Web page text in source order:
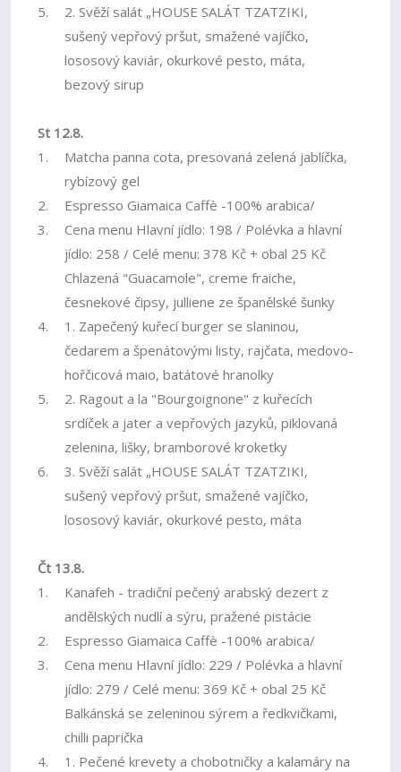
5.
2. Svěží salát „HOUSE SALÁT TZATZIKI,
sušený vepřový pršut, smažené vajíčko,
lososový kaviár, okurkové pesto, máta,
bezový sirup
St 12.8.
1.
Matcha panna cota, presovaná zelená jablíčka,
rybízový gel
2.
Espresso Giamaica Caffè -100% arabica/
3.
Cena menu Hlavní jídlo: 198 / Polévka a hlavní
jídlo: 258 / Celé menu: 378 Kč + obal 25 Kč
Chlazená "Guacamole", creme fraiche,
česnekové čipsy, julliene ze španělské šunky
4.
1. Zapečený kuřecí burger se slaninou,
čedarem a špenátovými listy, rajčata, medovo-
hořčicová maio, batátové hranolky
5.
2. Ragout a la "Bourgoignone" z kuřecích
srdíček a jater a vepřových jazyků, piklovaná
zelenina, lišky, bramborové kroketky
6.
3. Svěží salát „HOUSE SALÁT TZATZIKI,
sušený vepřový pršut, smažené vajíčko,
lososový kaviár, okurkové pesto, máta
Čt 13.8.
1.
Kanafeh - tradiční pečený arabský dezert z
andělských nudlí a sýru, pražené pistácie
2.
Espresso Giamaica Caffè -100% arabica/
3.
Cena menu Hlavní jídlo: 229 / Polévka a hlavní
jídlo: 279 / Celé menu: 369 Kč + obal 25 Kč
Balkánská se zeleninou sýrem a ředkvičkami,
chilli paprička
4.
1. Pečené krevety a chobotničky a kalamáry na